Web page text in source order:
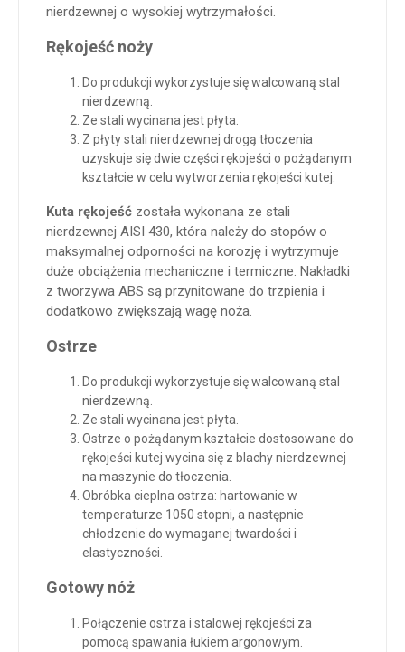
nierdzewnej o wysokiej wytrzymałości.
Rękojeść noży
Do produkcji wykorzystuje się walcowaną stal
nierdzewną.
Ze stali wycinana jest płyta.
Z płyty stali nierdzewnej drogą tłoczenia
uzyskuje się dwie części rękojeści o pożądanym
kształcie w celu wytworzenia rękojeści kutej.
Kuta rękojeść została wykonana ze stali
nierdzewnej AISI 430, która należy do stopów o
maksymalnej odporności na korozję i wytrzymuje
duże obciążenia mechaniczne i termiczne. Nakładki
z tworzywa ABS są przynitowane do trzpienia i
dodatkowo zwiększają wagę noża.
Ostrze
Do produkcji wykorzystuje się walcowaną stal
nierdzewną.
Ze stali wycinana jest płyta.
Ostrze o pożądanym kształcie dostosowane do
rękojeści kutej wycina się z blachy nierdzewnej
na maszynie do tłoczenia.
Obróbka cieplna ostrza: hartowanie w
temperaturze 1050 stopni, a następnie
chłodzenie do wymaganej twardości i
elastyczności.
Gotowy nóż
Połączenie ostrza i stalowej rękojeści za
pomocą spawania łukiem argonowym.